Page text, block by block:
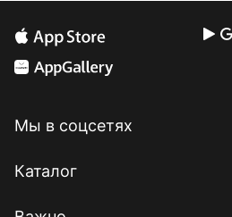
Мы в соцсетях
Каталог